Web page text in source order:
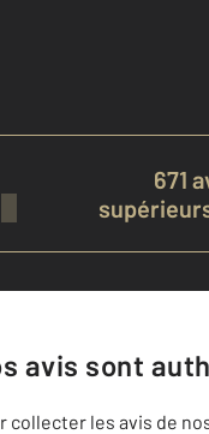
671
avis sont
collecter les avis de